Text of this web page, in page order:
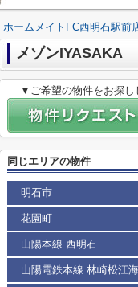
ホームメイトFC西明石駅前
メゾンIYASAKA
▼ご希望の物件をお探し
同じエリアの物件
明石市
花園町
山陽本線 西明石
山陽電鉄本線 林崎松江